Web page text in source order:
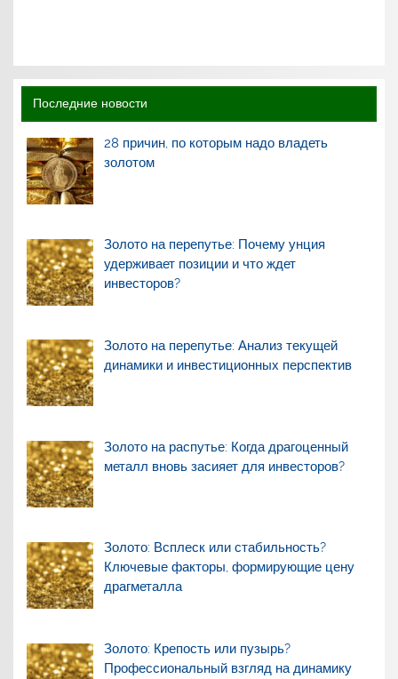
Последние новости
28 причин, по которым надо владеть
золотом
Золото на перепутье: Почему унция
удерживает позиции и что ждет
инвесторов?
Золото на перепутье: Анализ текущей
динамики и инвестиционных перспектив
Золото на распутье: Когда драгоценный
металл вновь засияет для инвесторов?
Золото: Всплеск или стабильность?
Ключевые факторы, формирующие цену
драгметалла
Золото: Крепость или пузырь?
Профессиональный взгляд на динамику